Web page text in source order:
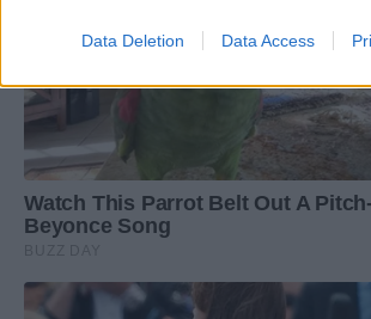
Data Deletion Data Access